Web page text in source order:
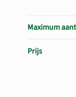
Maximum
Prijs